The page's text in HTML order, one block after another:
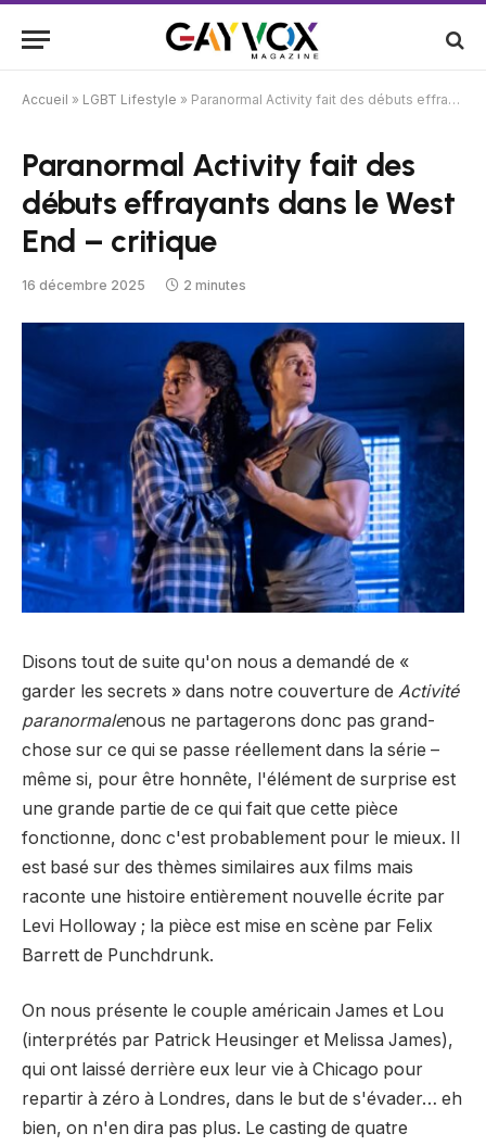
Accueil » LGBT Lifestyle » Paranormal Activity fait des débuts effrayants dans le West End – critique
Paranormal Activity fait des
débuts effrayants dans le West
End – critique
16 décembre 2025 2 minutes
Disons tout de suite qu'on nous a demandé de «
garder les secrets » dans notre couverture de Activité
paranormalenous ne partagerons donc pas grand-
chose sur ce qui se passe réellement dans la série –
même si, pour être honnête, l'élément de surprise est
une grande partie de ce qui fait que cette pièce
fonctionne, donc c'est probablement pour le mieux. Il
est basé sur des thèmes similaires aux films mais
raconte une histoire entièrement nouvelle écrite par
Levi Holloway ; la pièce est mise en scène par Felix
Barrett de Punchdrunk.
On nous présente le couple américain James et Lou
(interprétés par Patrick Heusinger et Melissa James),
qui ont laissé derrière eux leur vie à Chicago pour
repartir à zéro à Londres, dans le but de s'évader… eh
bien, on n'en dira pas plus. Le casting de quatre